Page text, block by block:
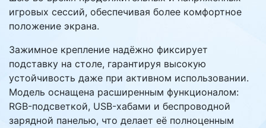
игровых сессий, обеспечивая более комфортное
положение экрана.
Зажимное крепление надёжно фиксирует
подставку на столе, гарантируя высокую
устойчивость даже при активном использовании.
Модель оснащена расширенным функционалом:
RGB-подсветкой, USB-хабами и беспроводной
зарядной панелью, что делает её полноценным